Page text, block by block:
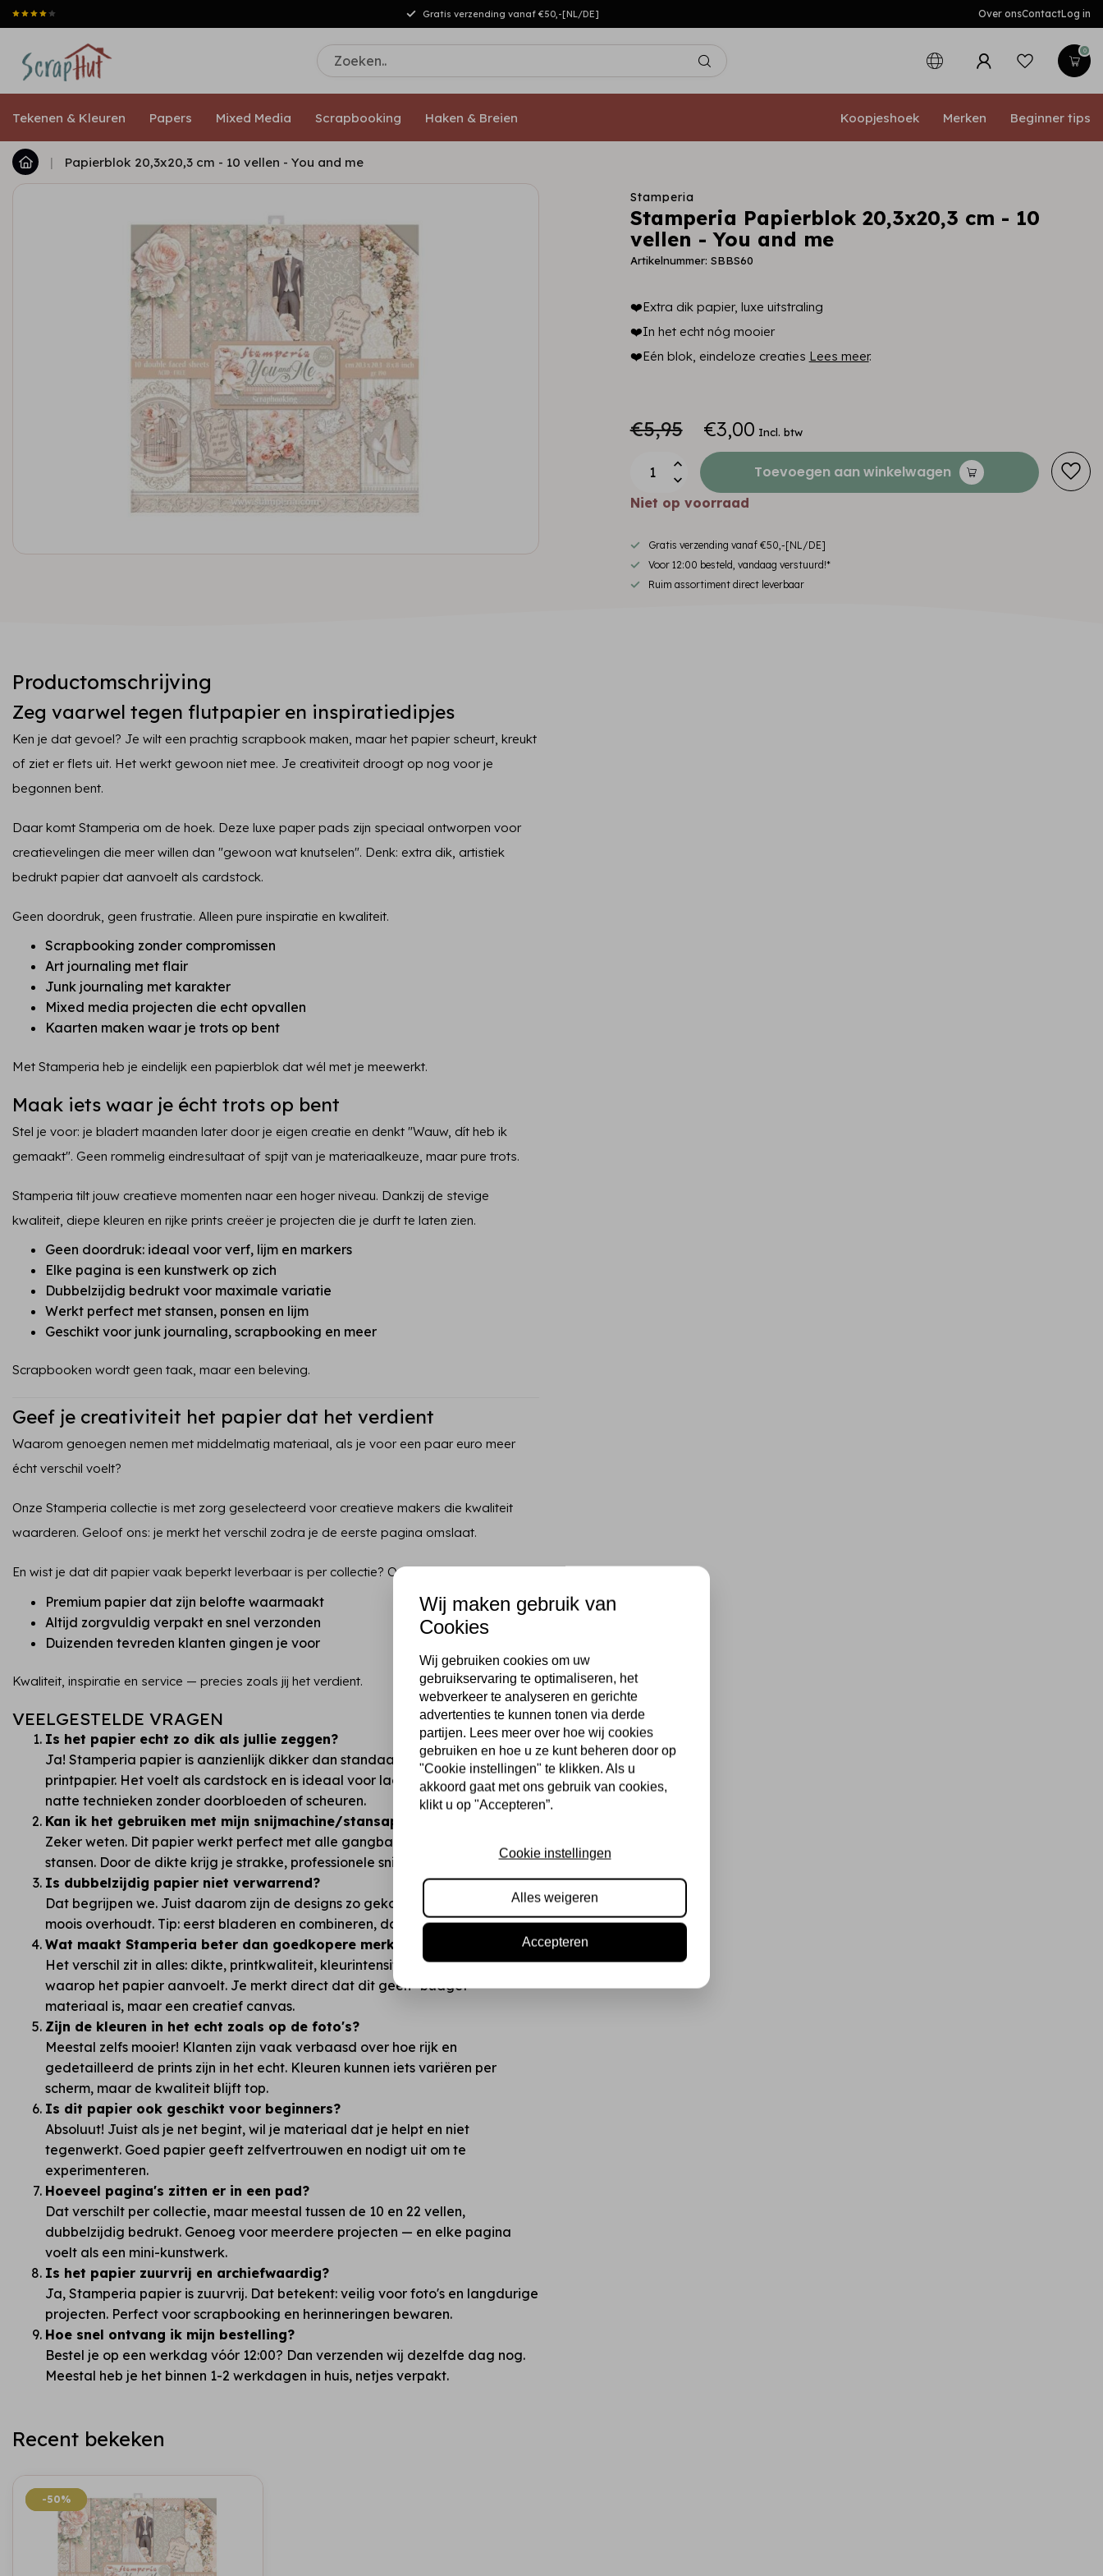
Gratis verzending vanaf €50,-[NL/DE] Over onsContactLog in
0
Tekenen & Kleuren Papers Mixed Media Scrapbooking Haken & Breien Koopjeshoek Merken Beginner tips
| Papierblok 20,3x20,3 cm - 10 vellen - You and me
Stamperia
Stamperia Papierblok 20,3x20,3 cm - 10
vellen - You and me
Artikelnummer: SBBS60
❤️Extra dik papier, luxe uitstraling
❤️In het echt nóg mooier
❤️Eén blok, eindeloze creaties Lees meer.
€5,95 €3,00 Incl. btw
Toevoegen aan winkelwagen
Niet op voorraad
Gratis verzending vanaf €50,-[NL/DE]
Voor 12:00 besteld, vandaag verstuurd!*
Ruim assortiment direct leverbaar
Productomschrijving
Zeg vaarwel tegen flutpapier en inspiratiedipjes
Ken je dat gevoel? Je wilt een prachtig scrapbook maken, maar het papier scheurt, kreukt
of ziet er flets uit. Het werkt gewoon niet mee. Je creativiteit droogt op nog voor je
begonnen bent.
Daar komt Stamperia om de hoek. Deze luxe paper pads zijn speciaal ontworpen voor
creatievelingen die meer willen dan "gewoon wat knutselen". Denk: extra dik, artistiek
bedrukt papier dat aanvoelt als cardstock.
Geen doordruk, geen frustratie. Alleen pure inspiratie en kwaliteit.
Scrapbooking zonder compromissen
Art journaling met flair
Junk journaling met karakter
Mixed media projecten die echt opvallen
Kaarten maken waar je trots op bent
Met Stamperia heb je eindelijk een papierblok dat wél met je meewerkt.
Maak iets waar je écht trots op bent
Stel je voor: je bladert maanden later door je eigen creatie en denkt "Wauw, dít heb ik
gemaakt". Geen rommelig eindresultaat of spijt van je materiaalkeuze, maar pure trots.
Stamperia tilt jouw creatieve momenten naar een hoger niveau. Dankzij de stevige
kwaliteit, diepe kleuren en rijke prints creëer je projecten die je durft te laten zien.
Geen doordruk: ideaal voor verf, lijm en markers
Elke pagina is een kunstwerk op zich
Dubbelzijdig bedrukt voor maximale variatie
Werkt perfect met stansen, ponsen en lijm
Geschikt voor junk journaling, scrapbooking en meer
Scrapbooken wordt geen taak, maar een beleving.
Geef je creativiteit het papier dat het verdient
Waarom genoegen nemen met middelmatig materiaal, als je voor een paar euro meer
écht verschil voelt?
Onze Stamperia collectie is met zorg geselecteerd voor creatieve makers die kwaliteit
waarderen. Geloof ons: je merkt het verschil zodra je de eerste pagina omslaat.
En wist je dat dit papier vaak beperkt leverbaar is per collectie? Op = écht op.
Premium papier dat zijn belofte waarmaakt
Altijd zorgvuldig verpakt en snel verzonden
Duizenden tevreden klanten gingen je voor
Kwaliteit, inspiratie en service — precies zoals jij het verdient.
VEELGESTELDE VRAGEN
Is het papier echt zo dik als jullie zeggen?
Ja! Stamperia papier is aanzienlijk dikker dan standaard hobby- of
printpapier. Het voelt als cardstock en is ideaal voor lagen, mixed media en
natte technieken zonder doorbloeden of scheuren.
Kan ik het gebruiken met mijn snijmachine/stansapparaat?
Zeker weten. Dit papier werkt perfect met alle gangbare snijmachines en
stansen. Door de dikte krijg je strakke, professionele snijlijnen zonder rafels.
Is dubbelzijdig papier niet verwarrend?
Dat begrijpen we. Juist daarom zijn de designs zo gekozen dat je altijd iets
moois overhoudt. Tip: eerst bladeren en combineren, daarna pas knippen!
Wat maakt Stamperia beter dan goedkopere merken zoals Action?
Het verschil zit in alles: dikte, printkwaliteit, kleurintensiteit en de manier
waarop het papier aanvoelt. Je merkt direct dat dit geen "budget"
materiaal is, maar een creatief canvas.
Zijn de kleuren in het echt zoals op de foto's?
Meestal zelfs mooier! Klanten zijn vaak verbaasd over hoe rijk en
gedetailleerd de prints zijn in het echt. Kleuren kunnen iets variëren per
scherm, maar de kwaliteit blijft top.
Is dit papier ook geschikt voor beginners?
Absoluut! Juist als je net begint, wil je materiaal dat je helpt en niet
tegenwerkt. Goed papier geeft zelfvertrouwen en nodigt uit om te
experimenteren.
Hoeveel pagina's zitten er in een pad?
Dat verschilt per collectie, maar meestal tussen de 10 en 22 vellen,
dubbelzijdig bedrukt. Genoeg voor meerdere projecten — en elke pagina
voelt als een mini-kunstwerk.
Is het papier zuurvrij en archiefwaardig?
Ja, Stamperia papier is zuurvrij. Dat betekent: veilig voor foto's en langdurige
projecten. Perfect voor scrapbooking en herinneringen bewaren.
Hoe snel ontvang ik mijn bestelling?
Bestel je op een werkdag vóór 12:00? Dan verzenden wij dezelfde dag nog.
Meestal heb je het binnen 1-2 werkdagen in huis, netjes verpakt.
Recent bekeken
-50%
-50%
Wij maken gebruik van
Cookies
Wij gebruiken cookies om uw
gebruikservaring te optimaliseren, het
webverkeer te analyseren en gerichte
advertenties te kunnen tonen via derde
partijen. Lees meer over hoe wij cookies
gebruiken en hoe u ze kunt beheren door op
"Cookie instellingen" te klikken. Als u
akkoord gaat met ons gebruik van cookies,
klikt u op "Accepteren”.
Cookie instellingen
Alles weigeren
Accepteren